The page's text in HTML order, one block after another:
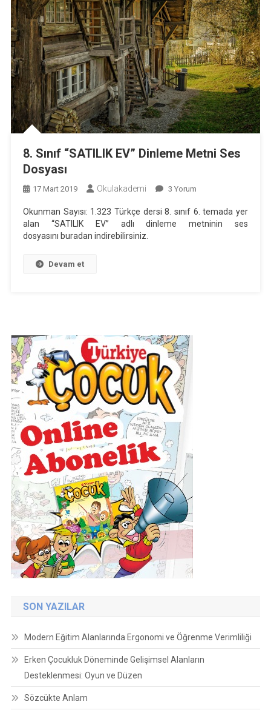
8. Sınıf “SATILIK EV” Dinleme Metni Ses
Dosyası
17 Mart 2019 Okulakademi
8.
“SATILIK
3 Yorum
Okunman Sayısı: 1.323 Türkçe dersi 8. sınıf 6. temada yer
alan “SATILIK EV” adlı dinleme metninin ses
dosyasını buradan indirebilirsiniz.
Devam et
SON YAZILAR
Modern Eğitim Alanlarında Ergonomi ve Öğrenme Verimliliği
Erken Çocukluk Döneminde Gelişimsel Alanların
Desteklenmesi: Oyun ve Düzen
Sözcükte Anlam